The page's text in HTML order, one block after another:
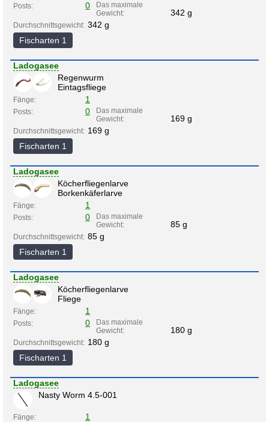
Posts: 0
Das maximale
Gewicht:
342 g
Durchschnittsgewicht: 342 g
Fischarten 1
Ladogasee
Regenwurm
Eintagsfliege
Fänge: 1
Posts: 0
Das maximale
Gewicht:
169 g
Durchschnittsgewicht: 169 g
Fischarten 1
Ladogasee
Köcherfliegenlarve
Borkenkäferlarve
Fänge: 1
Posts: 0
Das maximale
Gewicht:
85 g
Durchschnittsgewicht: 85 g
Fischarten 1
Ladogasee
Köcherfliegenlarve
Fliege
Fänge: 1
Posts: 0
Das maximale
Gewicht:
180 g
Durchschnittsgewicht: 180 g
Fischarten 1
Ladogasee
Nasty Worm 4.5-001
Fänge: 1